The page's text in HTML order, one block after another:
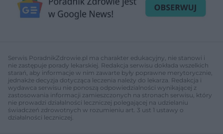
Serwis PoradnikZdrowie.pl ma charakter edukacyjny, nie stanowi i
nie zastępuje porady lekarskiej. Redakcja serwisu dokłada wszelkich
starań, aby informacje w nim zawarte były poprawne merytorycznie,
jednakże decyzja dotycząca leczenia należy do lekarza. Redakcja i
wydawca serwisu nie ponoszą odpowiedzialności wynikającej z
zastosowania informacji zamieszczonych na stronach serwisu, który
nie prowadzi działalności leczniczej polegającej na udzielaniu
świadczeń zdrowotnych w rozumieniu art. 3 ust 1 ustawy o
działalności leczniczej.